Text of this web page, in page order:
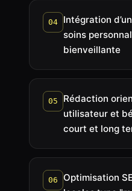
04
Intégration
soins
bienveillante
05
Rédaction
utilisateur et
court et long
06
Optimisation